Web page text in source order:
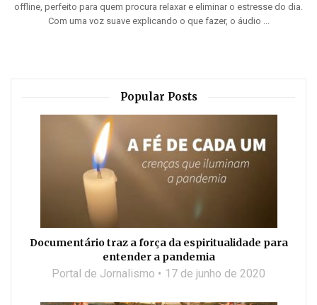
offline, perfeito para quem procura relaxar e eliminar o estresse do dia.
Com uma voz suave explicando o que fazer, o áudio ...
Popular Posts
Documentário traz a força da espiritualidade para
entender a pandemia
Portal de Jornalismo 17 de junho de 2020